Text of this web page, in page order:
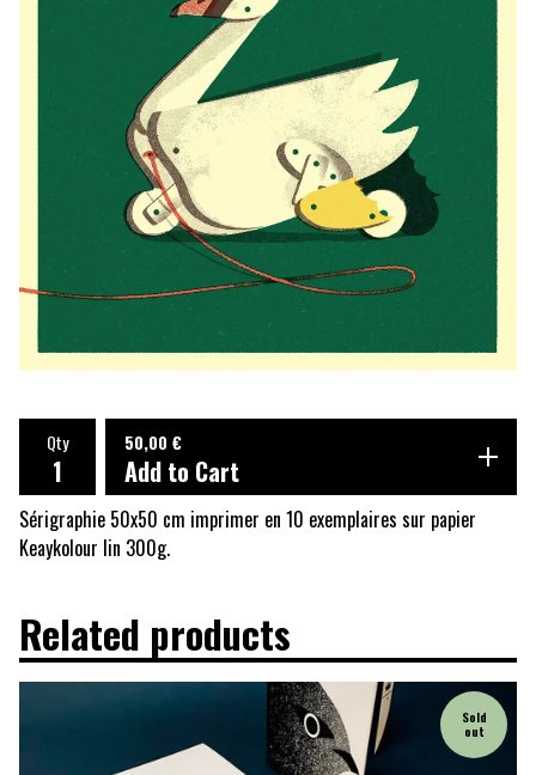
Qty 50,00 €
Add to Cart
Sérigraphie 50x50 cm imprimer en 10 exemplaires sur papier
Keaykolour lin 300g.
Related products
Sold
out